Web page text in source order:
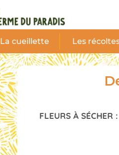
La cueillette Les
FLEURS À SÉCHER